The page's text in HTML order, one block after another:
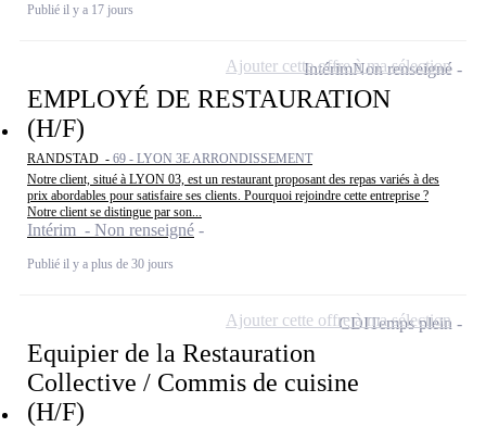
Publié il y a 17 jours
EMPLOYÉ DE RESTAURATION
(H/F)
RANDSTAD - 69 - LYON 3E ARRONDISSEMENT
Notre client, situé à LYON 03, est un restaurant proposant des repas variés à des
prix abordables pour satisfaire ses clients. Pourquoi rejoindre cette entreprise ?
Notre client se distingue par son...
Intérim - Non renseigné
Publié il y a plus de 30 jours
IntérimNon renseigné
Ajouter cette offre à ma sélection
Equipier de la Restauration
Collective / Commis de cuisine
(H/F)
CDITemps plein
Ajouter cette offre à ma sélection